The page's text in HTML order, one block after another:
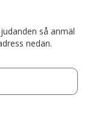
så anmäl
nedan.